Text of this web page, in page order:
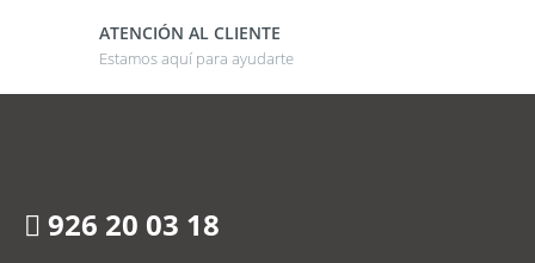
ATENCIÓN AL CLIENTE
Estamos aquí para ayudarte
926 20 03 18